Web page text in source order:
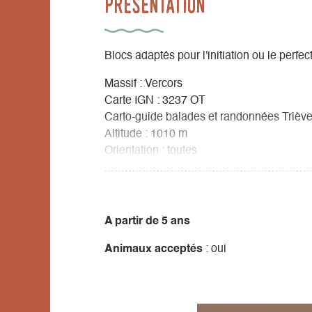
Blocs adaptés pour l'initiation ou le
Massif : Vercors
Carte IGN : 3237 OT
Carto-guide balades et randonnées
Altitude : 1010 m
Orientation : toutes
Période favorable : d'avril à octobre
Pierre aux corneilles:
accès: après la ferme équestre de
Équipement : goujons
A partir de 5 ans
Animaux acceptés : oui